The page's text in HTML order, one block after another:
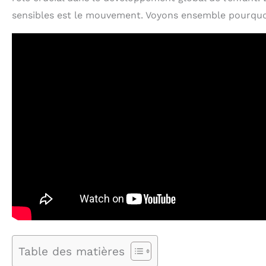
sensibles est le mouvement. Voyons ensemble
Table des matières